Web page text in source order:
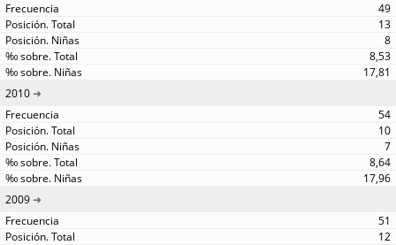
49
13
8
8,53
17,81
2010
54
10
7
8,64
17,96
2009
51
12